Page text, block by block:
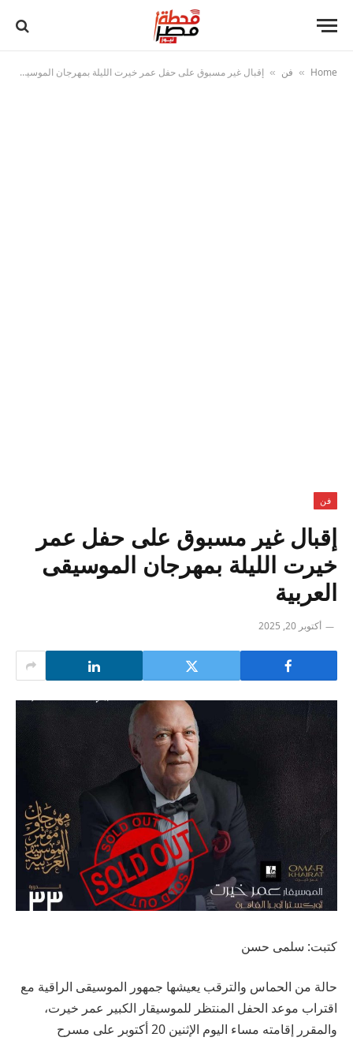
Home
» فن » إقبال غير مسبوق على حفل عمر خيرت الليلة بمهرجان الموسيقى العربية
فن
إقبال غير مسبوق على حفل عمر
خيرت الليلة بمهرجان الموسيقى
العربية
أكتوبر 20, 2025
كتبت: سلمى حسن
حالة من الحماس والترقب يعيشها جمهور الموسيقى الراقية مع
اقتراب موعد الحفل المنتظر للموسيقار الكبير عمر خيرت،
والمقرر إقامته مساء اليوم الإثنين 20 أكتوبر على مسرح